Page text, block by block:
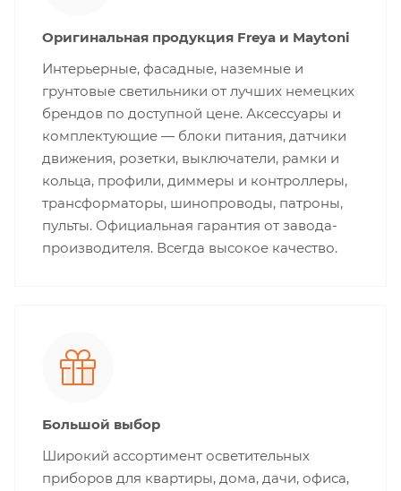
Оригинальная продукция Freya и Maytoni
Интерьерные, фасадные, наземные и
грунтовые светильники от лучших немецких
брендов по доступной цене. Аксессуары и
комплектующие — блоки питания, датчики
движения, розетки, выключатели, рамки и
кольца, профили, диммеры и контроллеры,
трансформаторы, шинопроводы, патроны,
пульты. Официальная гарантия от завода-
производителя. Всегда высокое качество.
Большой выбор
Широкий ассортимент осветительных
приборов для квартиры, дома, дачи, офиса,